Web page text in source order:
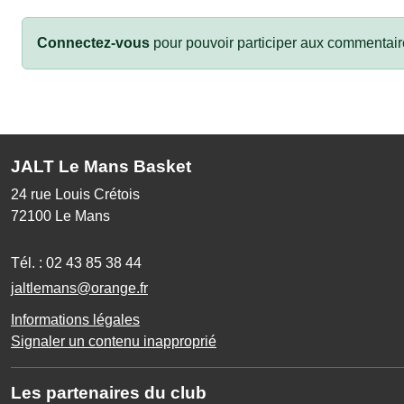
Connectez-vous pour pouvoir participer aux
JALT Le Mans Basket
24 rue Louis Crétois
72100 Le Mans
Tél. : 02 43 85 38 44
jaltlemans@orange.fr
Informations légales
Signaler un contenu inapproprié
Les partenaires du club